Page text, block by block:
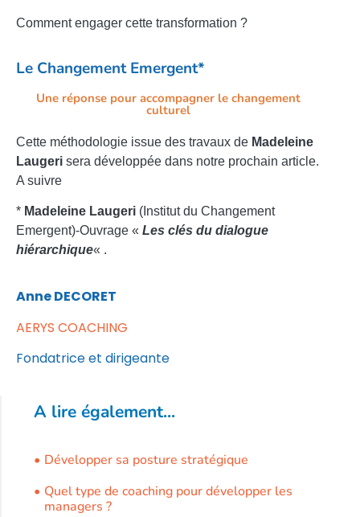
Comment engager cette transformation ?
Le Changement Emergent*
Une réponse pour accompagner le changement
culturel
Cette méthodologie issue des travaux de Madeleine
Laugeri sera développée dans notre prochain article.
A suivre
* Madeleine Laugeri (Institut du Changement
Emergent)-Ouvrage « Les clés du dialogue
hiérarchique« .
Anne DECORET
AERYS COACHING
Fondatrice et dirigeante
A lire également...
Développer sa posture stratégique
Quel type de coaching pour développer les
managers ?